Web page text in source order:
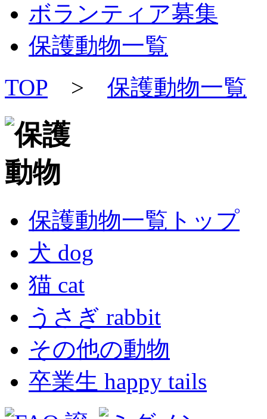
ボランティア募集
保護動物一覧
TOP > 保護動物一覧
保護動物一覧トップ
犬 dog
猫 cat
うさぎ rabbit
その他の動物
卒業生 happy tails